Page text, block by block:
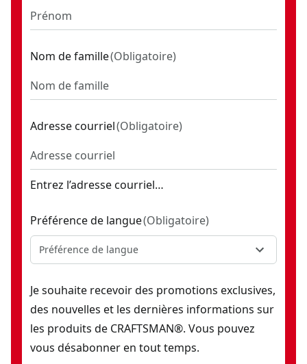
Nom de famille(Obligatoire)
Adresse courriel(Obligatoire)
Entrez l’adresse courriel…
Préférence de langue(Obligatoire)
Préférence de langue
Je souhaite recevoir des promotions exclusives,
des nouvelles et les dernières informations sur
les produits de CRAFTSMAN®. Vous pouvez
vous désabonner en tout temps.